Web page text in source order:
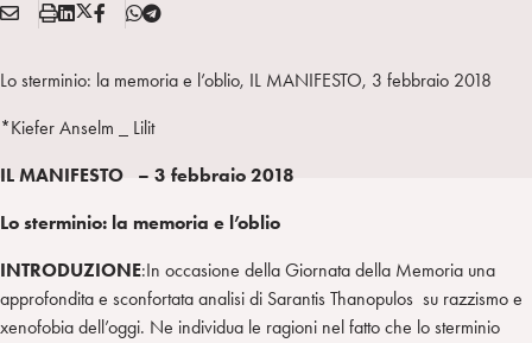
Condividi:
E
A
L
S
p
L
n
e
i
X
T
i
t
e
F
T
g
a
Lo sterminio: la memoria e l’oblio, IL MANIFESTO, 3 febbraio 2018
*Kiefer Anselm _ Lilit
IL MANIFESTO – 3 febbraio 2018
Lo sterminio: la memoria e l’oblio
INTRODUZIONE:In occasione della Giornata della Memoria una
approfondita e sconfortata analisi di Sarantis Thanopulos su razzismo e
xenofobia dell’oggi. Ne individua le ragioni nel fatto che lo sterminio